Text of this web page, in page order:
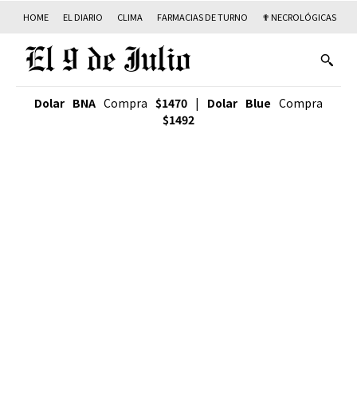
HOME EL DIARIO CLIMA FARMACIAS DE TURNO ✟ NECROLÓGICAS
Dolar BNA Compra $1470 | Dolar Blue Compra
$1492